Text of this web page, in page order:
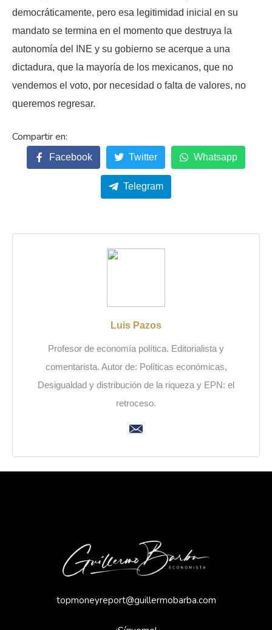
democráticamente, pero esa legitimidad inicial en su
mandato se termina en el momento que destruya la
autonomía del INE y su gobierno se acerque a una
dictadura, que la mayoría de los mexicanos, que no
vendemos el voto, por necesidad o falta de valores, no
queremos regresar.
Facebook Twitter Whatsapp
Telegram
Luis Pazos
Profesor de economía política. Editorialista y
comentarista. Autor de: Políticas económicas,
Desigualdad y distribución de la riqueza y EPN: el
retroceso.
topmoneyreport@guillermobarba.com